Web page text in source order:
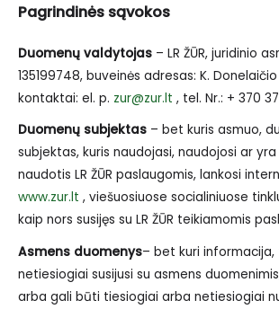
Pagrindinės sąvokos
Duomenų valdytojas – LR ŽŪR, juridinio
135199748, buveinės adresas: K.
kontaktai: el. p. zur@zur.lt , tel. Nr.: + 370
Duomenų subjektas – bet kuris asmuo,
subjektas, kuris naudojasi, naudojosi ar
naudotis LR ŽŪR paslaugomis, lankosi
www.zur.lt , viešuosiuose socialiniuose
kaip nors susijęs su LR ŽŪR teikiamomis
Asmens duomenys– bet kuri
netiesiogiai susijusi su asmens
arba gali būti tiesiogiai arba netiesiogiai